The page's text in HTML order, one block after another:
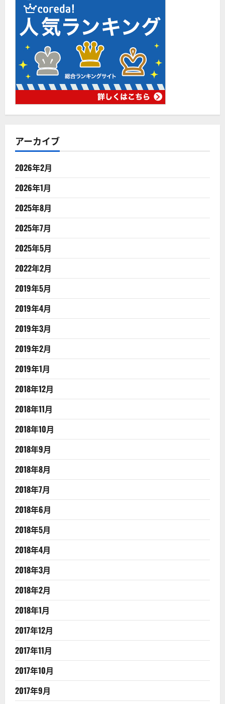
アーカイブ
2026年2月
2026年1月
2025年8月
2025年7月
2025年5月
2022年2月
2019年5月
2019年4月
2019年3月
2019年2月
2019年1月
2018年12月
2018年11月
2018年10月
2018年9月
2018年8月
2018年7月
2018年6月
2018年5月
2018年4月
2018年3月
2018年2月
2018年1月
2017年12月
2017年11月
2017年10月
2017年9月